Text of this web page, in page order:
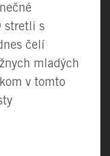
stretli s
čelí
mladých
v tomto